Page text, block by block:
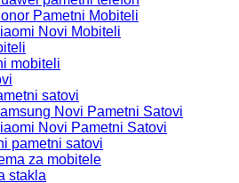
Pametni Mobiteli
Novi Mobiteli
mobiteli
satovi
Novi Pametni Satovi
Novi Pametni Satovi
pametni satovi
za mobitele
stakla